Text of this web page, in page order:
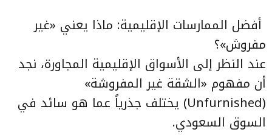
أفضل الممارسات الإقليمية: ماذا يعني «غير
مفروش»؟
عند النظر إلى الأسواق الإقليمية المجاورة، نجد
أن مفهوم «الشقة غير المفروشة»
(Unfurnished) يختلف جذرياً عما هو سائد في
السوق السعودي.